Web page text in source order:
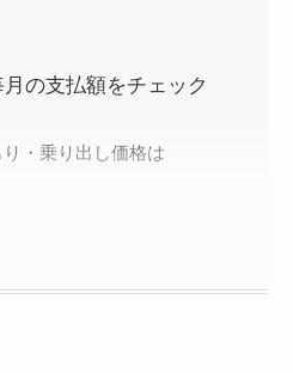
の支払額をチェック
・乗り出し価格は